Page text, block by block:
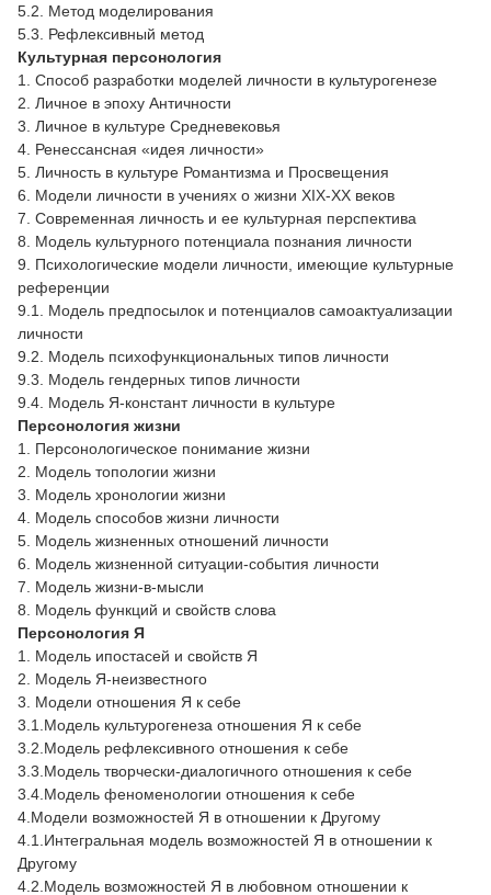
5.2. Метод моделирования
5.3. Рефлексивный метод
Культурная персонология
1. Способ разработки моделей личности в культурогенезе
2. Личное в эпоху Античности
3. Личное в культуре Средневековья
4. Ренессансная «идея личности»
5. Личность в культуре Романтизма и Просвещения
6. Модели личности в учениях о жизни ХІХ-ХХ веков
7. Современная личность и ее культурная перспектива
8. Модель культурного потенциала познания личности
9. Психологические модели личности, имеющие культурные
референции
9.1. Модель предпосылок и потенциалов самоактуализации
личности
9.2. Модель психофункциональных типов личности
9.3. Модель гендерных типов личности
9.4. Модель Я-констант личности в культуре
Персонология жизни
1. Персонологическое понимание жизни
2. Модель топологии жизни
3. Модель хронологии жизни
4. Модель способов жизни личности
5. Модель жизненных отношений личности
6. Модель жизненной ситуации-события личности
7. Модель жизни-в-мысли
8. Модель функций и свойств слова
Персонология Я
1. Модель ипостасей и свойств Я
2. Модель Я-неизвестного
3. Модели отношения Я к себе
3.1.Модель культурогенеза отношения Я к себе
3.2.Модель рефлексивного отношения к себе
3.3.Модель творчески-диалогичного отношения к себе
3.4.Модель феноменологии отношения к себе
4.Модели возможностей Я в отношении к Другому
4.1.Интегральная модель возможностей Я в отношении к
Другому
4.2.Модель возможностей Я в любовном отношении к